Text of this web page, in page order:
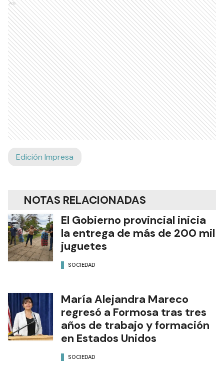
Ads
Edición Impresa
NOTAS RELACIONADAS
El Gobierno provincial inicia
la entrega de más de 200 mil
juguetes
SOCIEDAD
María Alejandra Mareco
regresó a Formosa tras tres
años de trabajo y formación
en Estados Unidos
SOCIEDAD